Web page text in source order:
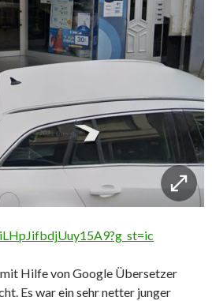
Hilfe von Google Übersetzer
Es war ein sehr netter junger